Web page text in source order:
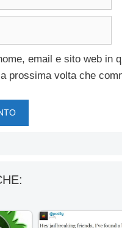
email e sito web in
prossima volta che